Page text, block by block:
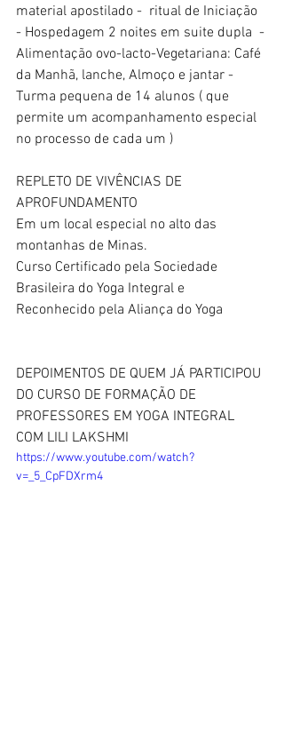
material apostilado -  ritual de Iniciação
- Hospedagem 2 noites em suite dupla  -
Alimentação ovo-lacto-Vegetariana: Café
da Manhã, lanche, Almoço e jantar -
Turma pequena de 14 alunos ( que
permite um acompanhamento especial
no processo de cada um )
REPLETO DE VIVÊNCIAS DE
APROFUNDAMENTO
Em um local especial no alto das
montanhas de Minas.
Curso Certificado pela Sociedade
Brasileira do Yoga Integral e
Reconhecido pela Aliança do Yoga
DEPOIMENTOS DE QUEM JÁ PARTICIPOU
DO CURSO DE FORMAÇÃO DE
PROFESSORES EM YOGA INTEGRAL
COM LILI LAKSHMI
https://www.youtube.com/watch?
v=_5_CpFDXrm4